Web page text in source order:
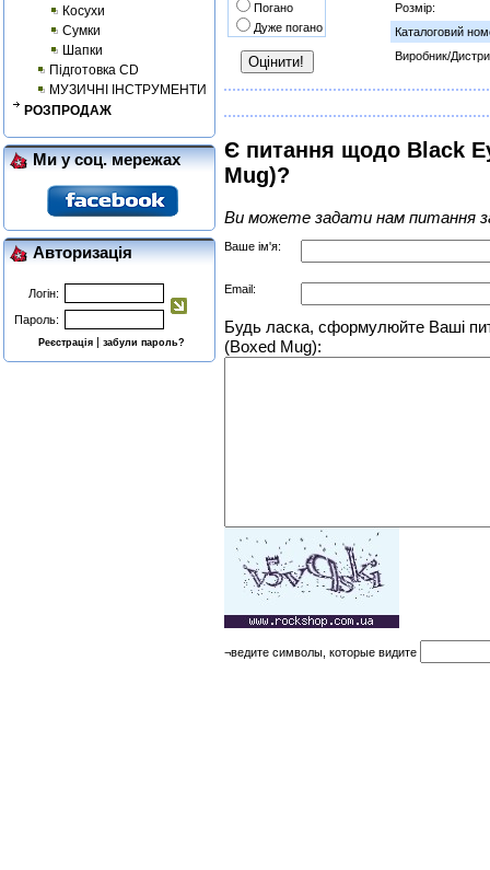
Косухи
Сумки
Шапки
Підготовка CD
МУЗИЧНІ ІНСТРУМЕНТИ
РОЗПРОДАЖ
Ми у соц. мережах
Авторизація
Логін:
Пароль:
Реєстрація |забули пароль?
Погано
Дуже погано
Розмір:
Каталоговий
Виробник/
Є питання щодо Black
Mug)?
Ви можете задати нам питання
Ваше ім'я:
Email:
Будь ласка, сформулюйте Ваші
(Boxed Mug):
¬ведите символы, которые видите